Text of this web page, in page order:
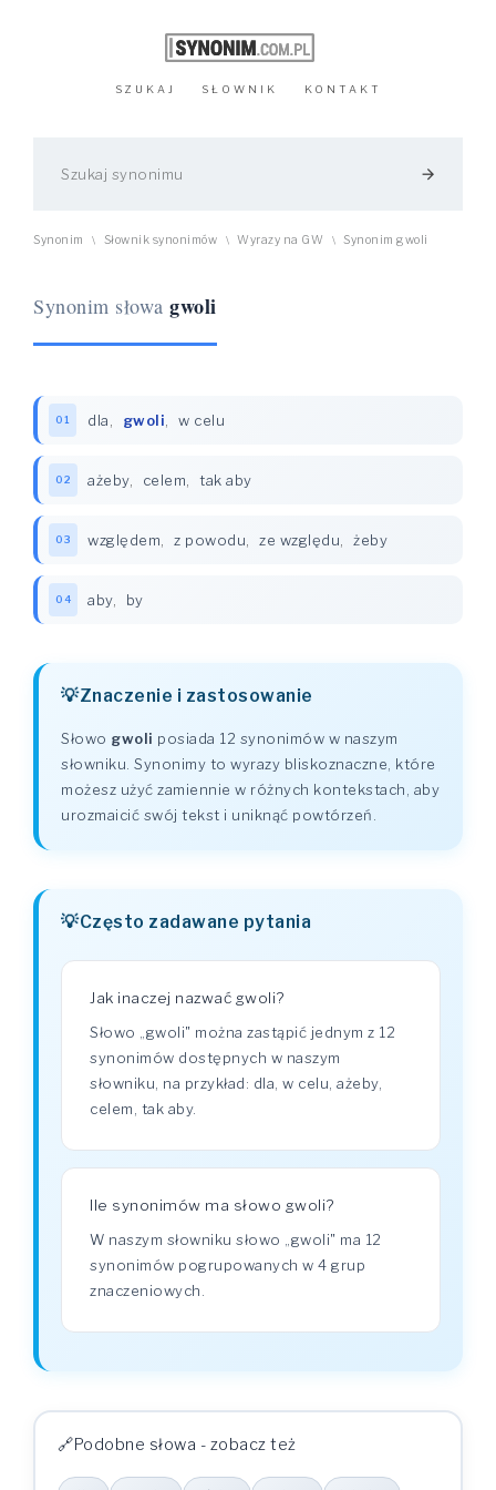
SZUKAJ SŁOWNIK KONTAKT
arrow_forward
Synonim \ Słownik synonimów \ Wyrazy na GW \ Synonim gwoli
Synonim słowa gwoli
01 dla gwoli w celu
02 ażeby, celem tak aby
03 względem z powodu ze względu żeby
04 aby, by
Znaczenie i zastosowanie
Słowo gwoli posiada 12 synonimów w naszym
słowniku. Synonimy to wyrazy bliskoznaczne, które
możesz użyć zamiennie w różnych kontekstach, aby
urozmaicić swój tekst i uniknąć powtórzeń.
Często zadawane pytania
Jak inaczej nazwać gwoli?
Słowo „gwoli" można zastąpić jednym z 12
synonimów dostępnych w naszym
słowniku, na przykład: dla, w celu, ażeby,
celem, tak aby.
Ile synonimów ma słowo gwoli?
W naszym słowniku słowo „gwoli" ma 12
synonimów pogrupowanych w 4 grup
znaczeniowych.
Podobne słowa - zobacz też